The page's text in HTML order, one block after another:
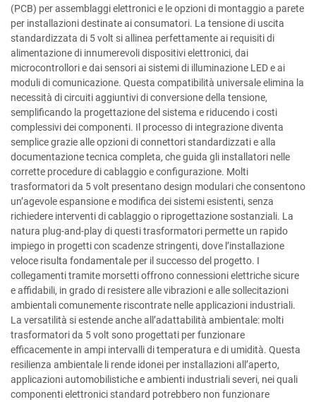
(PCB) per assemblaggi elettronici e le opzioni di montaggio a parete
per installazioni destinate ai consumatori. La tensione di uscita
standardizzata di 5 volt si allinea perfettamente ai requisiti di
alimentazione di innumerevoli dispositivi elettronici, dai
microcontrollori e dai sensori ai sistemi di illuminazione LED e ai
moduli di comunicazione. Questa compatibilità universale elimina la
necessità di circuiti aggiuntivi di conversione della tensione,
semplificando la progettazione del sistema e riducendo i costi
complessivi dei componenti. Il processo di integrazione diventa
semplice grazie alle opzioni di connettori standardizzati e alla
documentazione tecnica completa, che guida gli installatori nelle
corrette procedure di cablaggio e configurazione. Molti
trasformatori da 5 volt presentano design modulari che consentono
un’agevole espansione e modifica dei sistemi esistenti, senza
richiedere interventi di cablaggio o riprogettazione sostanziali. La
natura plug-and-play di questi trasformatori permette un rapido
impiego in progetti con scadenze stringenti, dove l’installazione
veloce risulta fondamentale per il successo del progetto. I
collegamenti tramite morsetti offrono connessioni elettriche sicure
e affidabili, in grado di resistere alle vibrazioni e alle sollecitazioni
ambientali comunemente riscontrate nelle applicazioni industriali.
La versatilità si estende anche all’adattabilità ambientale: molti
trasformatori da 5 volt sono progettati per funzionare
efficacemente in ampi intervalli di temperatura e di umidità. Questa
resilienza ambientale li rende idonei per installazioni all’aperto,
applicazioni automobilistiche e ambienti industriali severi, nei quali
componenti elettronici standard potrebbero non funzionare